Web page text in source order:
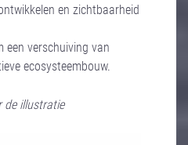
en zichtbaarheid
een verschuiving van
ecosysteembouw.
de illustratie